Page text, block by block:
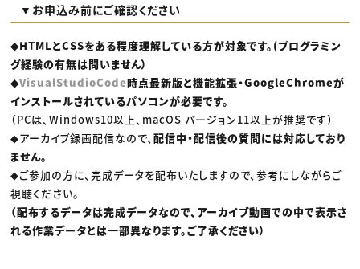
▼お申込み前にご確認ください
◆HTMLとCSSをある程度理解している方が対象です。(プログラミン
グ経験の有無は問いません）
◆VisualStudioCode時点最新版と機能拡張・GoogleChromeが
インストールされているパソコンが必要です。
（PCは、Windows10以上、macOS バージョン11以上が推奨です）
◆アーカイブ録画配信なので、配信中・配信後の質問には対応しており
ません。
◆ご参加の方に、完成データを配布いたしますので、参考にしながらご
視聴ください。
（配布するデータは完成データなので、アーカイブ動画での中で表示さ
れる作業データとは一部異なります。ご了承ください）